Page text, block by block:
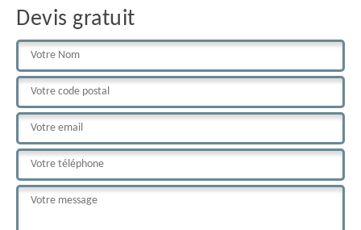
Devis gratuit